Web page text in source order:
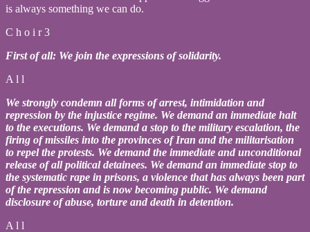
is always something we can do.
C h o i r 3
First of all: We join the expressions of solidarity.
A l l
We strongly condemn all forms of arrest, intimidation and
repression by the injustice regime. We demand an immediate halt
to the executions. We demand a stop to the military escalation, the
firing of missiles into the provinces of Iran and the militarisation
to repel the protests. We demand the immediate and unconditional
release of all political detainees. We demand an immediate stop to
the systematic rape in prisons, a violence that has always been part
of the repression and is now becoming public. We demand
disclosure of abuse, torture and death in detention.
A l l